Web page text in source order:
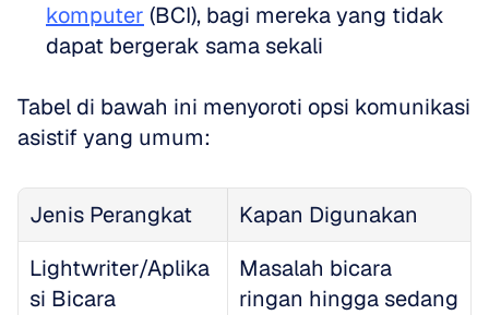
komputer (BCI), bagi mereka yang tidak
dapat bergerak sama sekali
Tabel di bawah ini menyoroti opsi komunikasi
asistif yang umum:
Jenis Perangkat
Kapan Digunakan
Lightwriter/Aplika
si Bicara
Masalah bicara
ringan hingga sedang